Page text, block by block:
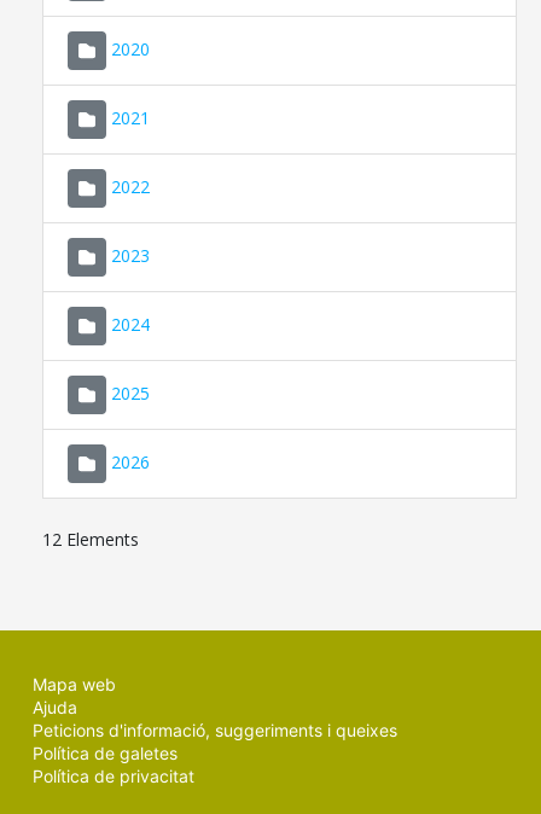
2020
2021
2022
2023
2024
2025
2026
12 Elements
Mapa web
Ajuda
Peticions d'informació, suggeriments i queixes
Política de galetes
Política de privacitat